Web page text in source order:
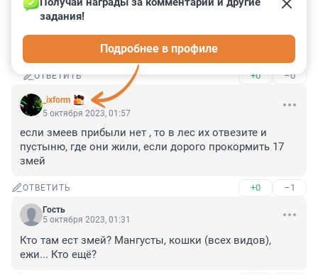
А почему ненадо??? Нет уж, заберите их,
пожалуйста, пусть живут там где родились!!! Без
них МОСКВА хоть очиститься.....
ОТВЕТИТЬ +0 –0
_ixform
задания!
Подробнее в профиле
5 октября 2023, 01:57
если змеев прибыли нет , то в лес их отвезите и
пустыню, где они жили, если дорого прокормить 17
змей
ОТВЕТИТЬ +0 –1
Гость
5 октября 2023, 01:31
Кто там ест змей? Мангусты, кошки (всех видов),
ежи... Кто ещё?